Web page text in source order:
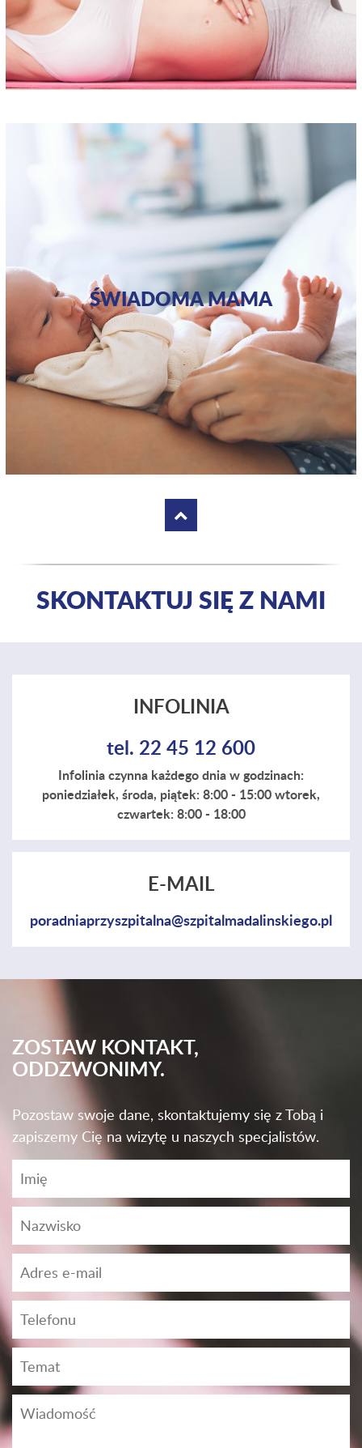
ŚWIADOMA MAMA
SKONTAKTUJ SIĘ Z NAMI
INFOLINIA
tel. 22 45 12 600
Infolinia czynna każdego dnia w godzinach:
poniedziałek, środa, piątek: 8:00 - 15:00 wtorek,
czwartek: 8:00 - 18:00
E-MAIL
poradniaprzyszpitalna@szpitalmadalinskiego.pl
ZOSTAW KONTAKT,
ODDZWONIMY.
Pozostaw swoje dane, skontaktujemy się z Tobą i
zapiszemy Cię na wizytę u naszych specjalistów.